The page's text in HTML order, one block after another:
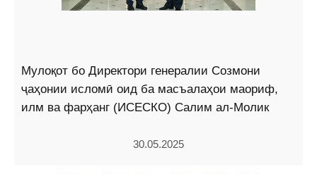
Мулоқот бо Директори генералии Созмони
ҷаҳонии исломӣ оид ба масъалаҳои маориф,
илм ва фарҳанг (ИСЕСКО) Салим ал-Молик
30.05.2025